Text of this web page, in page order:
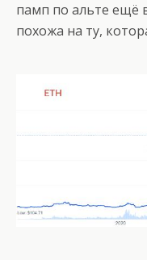
памп по альте ещё
похожа на ту,